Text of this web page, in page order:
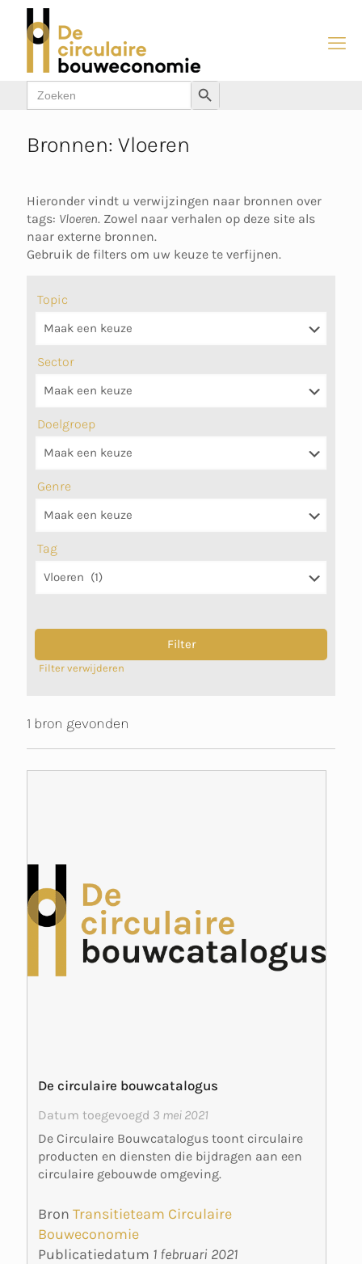
Zoek
naar:
Zoekknop
Bronnen: Vloeren
Hieronder vindt u verwijzingen naar bronnen over
tags: Vloeren. Zowel naar verhalen op deze site als
naar externe bronnen.
Gebruik de filters om uw keuze te verfijnen.
Topic
Sector
Doelgroep
Genre
Tag
Filter verwijderen
1 bron gevonden
De circulaire bouwcatalogus
Datum toegevoegd 3 mei 2021
De Circulaire Bouwcatalogus toont circulaire
producten en diensten die bijdragen aan een
circulaire gebouwde omgeving.
Bron Transitieteam Circulaire
Bouweconomie
Publicatiedatum 1 februari 2021